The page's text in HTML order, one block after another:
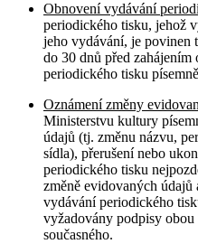
Obnovení vydávání
periodického tisku, jehož
jeho vydávání, je povinen
do 30 dnů před
periodického tisku
Oznámení změny
Ministerstvu kultury
údajů (tj. změnu názvu,
sídla), přerušení nebo
periodického tisku
změně evidovaných
vydávání periodického
vyžadovány podpisy
současného.